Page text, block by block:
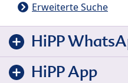
Erweiterte Suche
HiPP
HiPP App